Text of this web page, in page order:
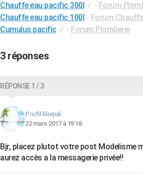
Chauffe eau pacific 300l ✓ - Forum
Chauffe eau pacific 100l - Forum
Cumulus pacific ✓ - Forum Plomberie
3 réponses
RÉPONSE 1 / 3
Profil bloqué
22 mars 2017 à 19:18
Bjr, placez plutot votre post Modelisme
aurez accès a la messagerie privée!!